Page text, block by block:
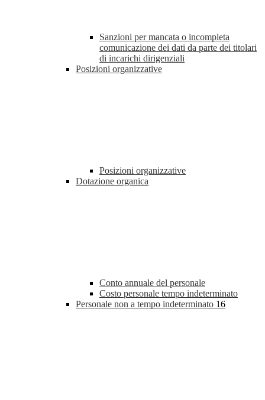
Sanzioni per mancata o incompleta
comunicazione dei dati da parte dei titolari
di incarichi dirigenziali
Posizioni organizzative
Posizioni organizzative
Dotazione organica
Conto annuale del personale
Costo personale tempo indeterminato
Personale non a tempo indeterminato 16